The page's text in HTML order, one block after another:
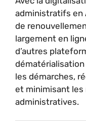
administratifs en
de
largement en
d’autres
les démarches,
et minimisant les
administratives.